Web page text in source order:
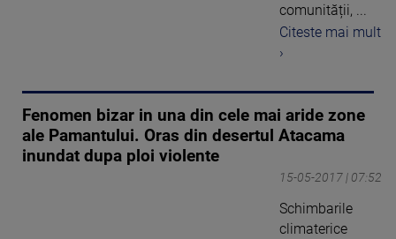
comunității, ...
Citeste mai mult
›
Fenomen bizar in una din cele mai aride zone
ale Pamantului. Oras din desertul Atacama
inundat dupa ploi violente
15-05-2017 | 07:52
Schimbarile
climaterice